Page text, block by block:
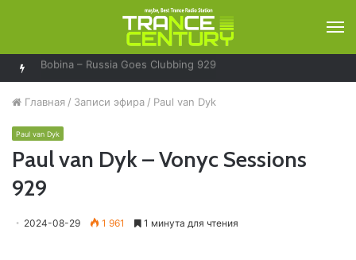
Главная / Записи эфира / Paul van Dyk
Paul van Dyk
Paul van Dyk – Vonyc Sessions
929
2024-08-29 1 961 1 минута для чтения